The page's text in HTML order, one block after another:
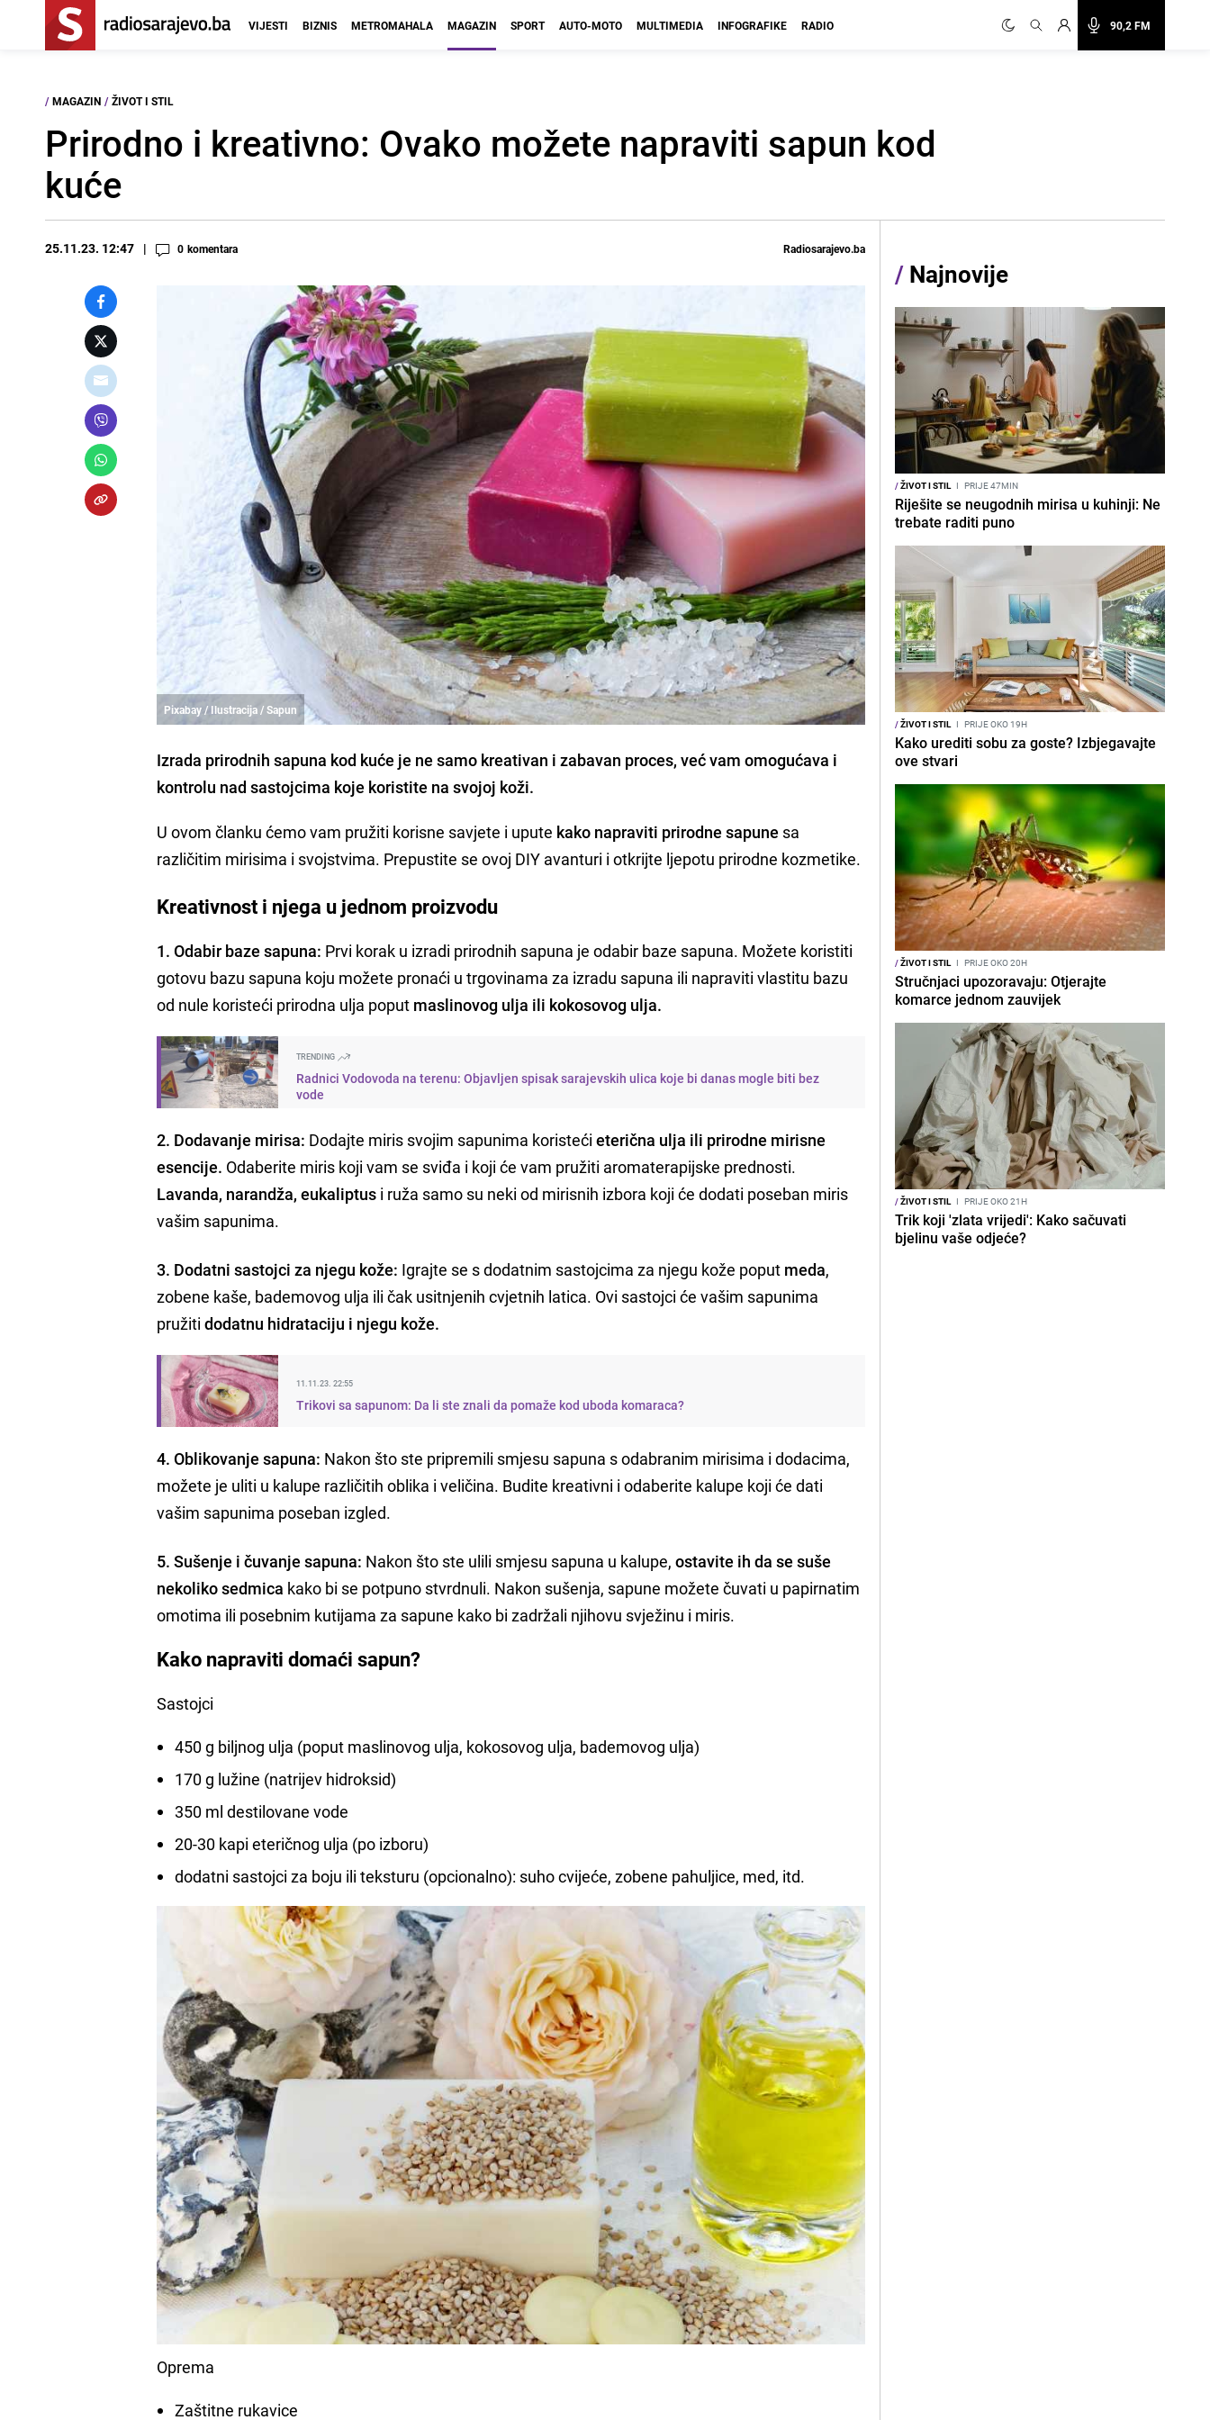
90,2 FM
VIJESTI BIZNIS METROMAHALA MAGAZIN SPORT AUTO-MOTO MULTIMEDIA INFOGRAFIKE RADIO
/ MAGAZIN / ŽIVOT I STIL
Prirodno i kreativno: Ovako možete napraviti sapun kod
kuće
25.11.23. 12:47 0 komentara Radiosarajevo.ba
Pixabay / Ilustracija / Sapun
Izrada prirodnih sapuna kod kuće je ne samo kreativan i zabavan proces, već vam omogućava i
kontrolu nad sastojcima koje koristite na svojoj koži.
U ovom članku ćemo vam pružiti korisne savjete i upute kako napraviti prirodne sapune sa
različitim mirisima i svojstvima. Prepustite se ovoj DIY avanturi i otkrijte ljepotu prirodne kozmetike.
Kreativnost i njega u jednom proizvodu
1. Odabir baze sapuna: Prvi korak u izradi prirodnih sapuna je odabir baze sapuna. Možete koristiti
gotovu bazu sapuna koju možete pronaći u trgovinama za izradu sapuna ili napraviti vlastitu bazu
od nule koristeći prirodna ulja poput maslinovog ulja ili kokosovog ulja.
TRENDING
Radnici Vodovoda na terenu: Objavljen spisak sarajevskih ulica koje bi danas mogle biti bez
vode
2. Dodavanje mirisa: Dodajte miris svojim sapunima koristećieterična ulja ili prirodne mirisne
esencije. Odaberite miris koji vam se sviđa i koji će vam pružiti aromaterapijske prednosti.
Lavanda, narandža, eukaliptus i ruža samo su neki od mirisnih izbora koji će dodati poseban miris
vašim sapunima.
3. Dodatni sastojci za njegu kože: Igrajte se s dodatnim sastojcima za njegu kože poput meda,
zobene kaše, bademovog ulja ili čak usitnjenih cvjetnih latica. Ovi sastojci će vašim sapunima
pružitidodatnu hidrataciju i njegu kože.
11.11.23. 22:55
Trikovi sa sapunom: Da li ste znali da pomaže kod uboda komaraca?
4. Oblikovanje sapuna: Nakon što ste pripremili smjesu sapuna s odabranim mirisima i dodacima,
možete je uliti u kalupe različitih oblika i veličina. Budite kreativni i odaberite kalupe koji će dati
vašim sapunima poseban izgled.
5. Sušenje i čuvanje sapuna: Nakon što ste ulili smjesu sapuna u kalupe,ostavite ih da se suše
nekoliko sedmica kako bi se potpuno stvrdnuli. Nakon sušenja, sapune možete čuvati u papirnatim
omotima ili posebnim kutijama za sapune kako bi zadržali njihovu svježinu i miris.
Kako napraviti domaći sapun?
Sastojci
450 g biljnog ulja (poput maslinovog ulja, kokosovog ulja, bademovog ulja)
170 g lužine (natrijev hidroksid)
350 ml destilovane vode
20-30 kapi eteričnog ulja (po izboru)
dodatni sastojci za boju ili teksturu (opcionalno): suho cvijeće, zobene pahuljice, med, itd.
Oprema
Zaštitne rukavice
/ Najnovije
/ŽIVOT I STIL I PRIJE 47MIN
Riješite se neugodnih mirisa u kuhinji: Ne
trebate raditi puno
/ŽIVOT I STIL I PRIJE OKO 19H
Kako urediti sobu za goste? Izbjegavajte
ove stvari
/ŽIVOT I STIL I PRIJE OKO 20H
Stručnjaci upozoravaju: Otjerajte
komarce jednom zauvijek
/ŽIVOT I STIL I PRIJE OKO 21H
Trik koji 'zlata vrijedi': Kako sačuvati
bjelinu vaše odjeće?